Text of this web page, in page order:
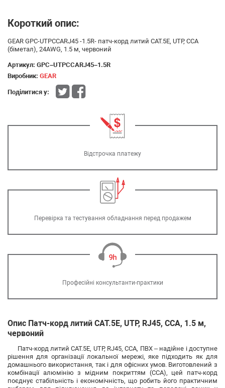
Короткий опис:
GEAR GPC-UTPCCARJ45 -1.5R- патч-корд литий САТ.5E, UTP, CCA
(біметал), 24AWG, 1.5 м, червоний
Артикул: GPC–UTPCCARJ45–1.5R
Виробник: GEAR
Поділитися у:
Відстрочка платежу
Перевірка та тестування обладнання перед продажем
Професійні консультанти-практики
Опис Патч-корд литий САТ.5E, UTP, RJ45, CCA, 1.5 м,
червоний
Патч-корд литий САТ.5E, UTP, RJ45, CCA, ПВХ – надійне і доступне
рішення для організації локальної мережі, яке підходить як для
домашнього використання, так і для офісних умов. Виготовлений з
комбінації алюмінію з мідним покриттям (CCA), цей патч-корд
поєднує стабільність і економічність, що робить його практичним